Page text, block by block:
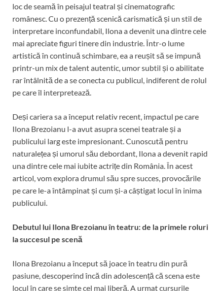
loc de seamă în peisajul teatral și cinematografic
românesc. Cu o prezență scenică carismatică și un stil de
interpretare inconfundabil, Ilona a devenit una dintre cele
mai apreciate figuri tinere din industrie. Într-o lume
artistică în continuă schimbare, ea a reușit să se impună
printr-un mix de talent autentic, umor subtil și o abilitate
rar întâlnită de a se conecta cu publicul, indiferent de rolul
pe care îl interpretează.
Deși cariera sa a început relativ recent, impactul pe care
Ilona Brezoianu l-a avut asupra scenei teatrale și a
publicului larg este impresionant. Cunoscută pentru
naturalețea și umorul său debordant, Ilona a devenit rapid
una dintre cele mai iubite actrițe din România. În acest
articol, vom explora drumul său spre succes, provocările
pe care le-a întâmpinat și cum și-a câștigat locul în inima
publicului.
Debutul lui Ilona Brezoianu în teatru: de la primele roluri
la succesul pe scenă
Ilona Brezoianu a început să joace în teatru din pură
pasiune, descoperind încă din adolescență că scena este
locul în care se simte cel mai liberă. A urmat cursurile